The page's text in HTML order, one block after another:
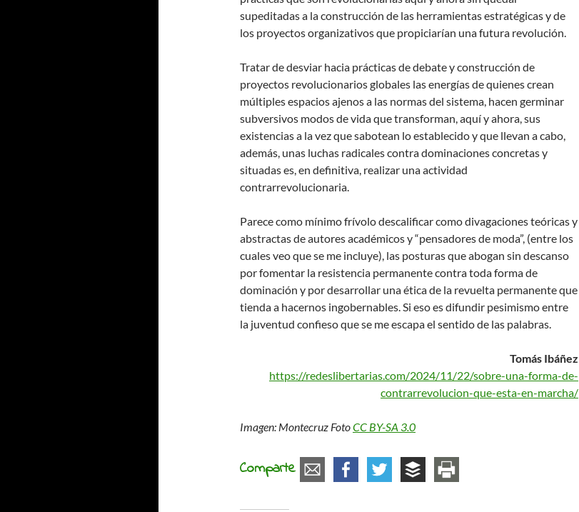
supeditadas a la construcción de las herramientas estratégicas y de
los proyectos organizativos que propiciarían una futura revolución.
Tratar de desviar hacia prácticas de debate y construcción de
proyectos revolucionarios globales las energías de quienes crean
múltiples espacios ajenos a las normas del sistema, hacen germinar
subversivos modos de vida que transforman, aquí y ahora, sus
existencias a la vez que sabotean lo establecido y que llevan a cabo,
además, unas luchas radicales contra dominaciones concretas y
situadas es, en definitiva, realizar una actividad
contrarrevolucionaria.
Parece como mínimo frívolo descalificar como divagaciones teóricas y
abstractas de autores académicos y “pensadores de moda”, (entre los
cuales veo que se me incluye), las posturas que abogan sin descanso
por fomentar la resistencia permanente contra toda forma de
dominación y por desarrollar una ética de la revuelta permanente que
tienda a hacernos ingobernables. Si eso es difundir pesimismo entre
la juventud confieso que se me escapa el sentido de las palabras.
Tomás Ibáñez
https://redeslibertarias.com/2024/11/22/sobre-una-forma-de-
contrarrevolucion-que-esta-en-marcha/
Imagen: Montecruz FotoCC BY-SA 3.0
Comparte